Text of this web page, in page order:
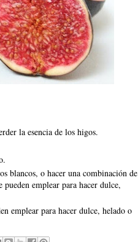
la esencia de los higos.
blancos, o hacer una combinación de
emplear para hacer dulce,
emplear para hacer dulce, helado o